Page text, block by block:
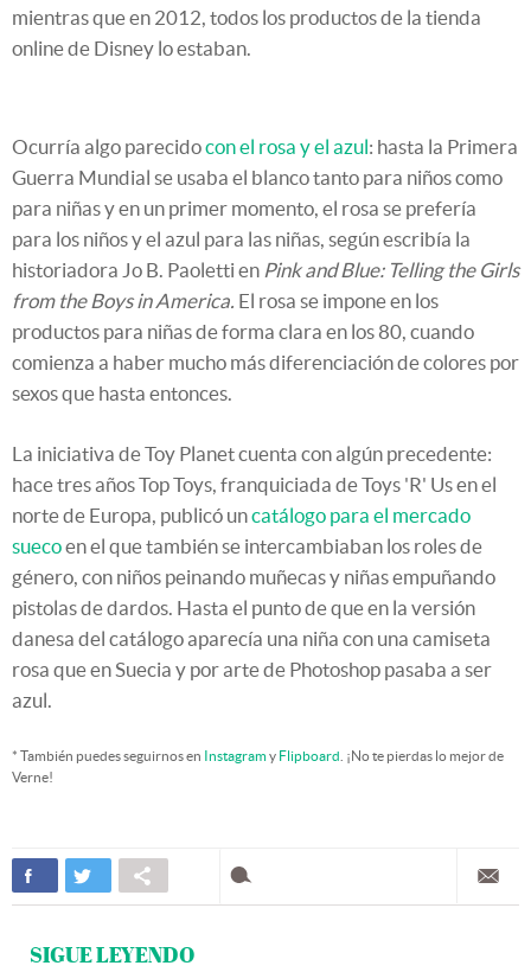
mientras que en 2012, todos los productos de la tienda
online de Disney lo estaban.
Ocurría algo parecidocon el rosa y el azul: hasta la Primera
Guerra Mundial se usaba el blanco tanto para niños como
para niñas y en un primer momento, el rosa se prefería
para los niños y el azul para las niñas, según escribía la
historiadora Jo B. Paoletti en Pink and Blue: Telling the Girls
from the Boys in America. El rosa se impone en los
productos para niñas de forma clara en los 80, cuando
comienza a haber mucho más diferenciación de colores por
sexos que hasta entonces.
La iniciativa de Toy Planet cuenta con algún precedente:
hace tres años Top Toys, franquiciada de Toys 'R' Us en el
norte de Europa, publicó uncatálogo para el mercado
suecoen el que también se intercambiaban los roles de
género, con niños peinando muñecas y niñas empuñando
pistolas de dardos. Hasta el punto de que en la versión
danesa del catálogo aparecía una niña con una camiseta
rosa que en Suecia y por arte de Photoshop pasaba a ser
azul.
* También puedes seguirnos en Instagramy Flipboard . ¡No te pierdas lo mejor de
Verne!
SIGUE LEYENDO